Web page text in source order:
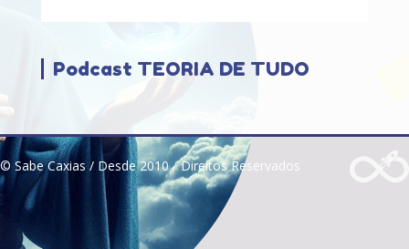
Podcast TEORIA DE TUDO
© Sabe Caxias / Desde 2010 / Direitos Reservados